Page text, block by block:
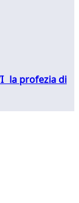
la profezia di